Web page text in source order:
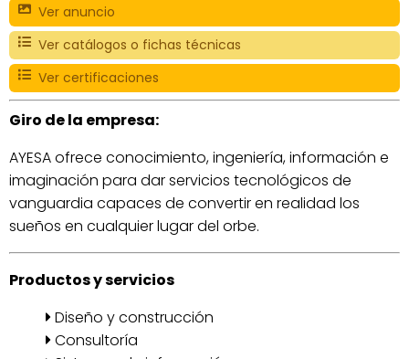
Ver anuncio
Ver catálogos o fichas técnicas
Ver certificaciones
Giro de la empresa:
AYESA ofrece conocimiento, ingeniería, información e
imaginación para dar servicios tecnológicos de
vanguardia capaces de convertir en realidad los
sueños en cualquier lugar del orbe.
Productos y servicios
Diseño y construcción
Consultoría